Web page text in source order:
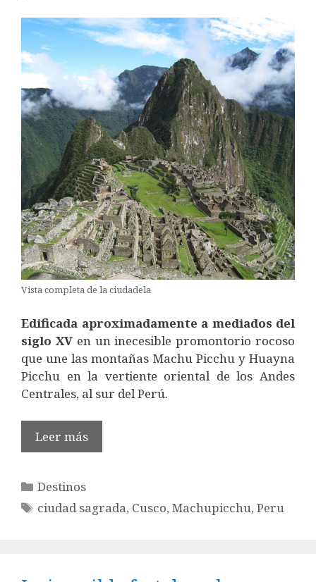
Vista completa de la ciudadela
Edificada aproximadamente a mediados del
siglo XVen un inecesible promontorio rocoso
que une las montañas Machu Picchu y Huayna
Picchu en la vertiente oriental de los Andes
Centrales, al sur del Perú.
Leer más
Categorías
Destinos
Etiquetas
ciudad sagrada, Cusco,Machupicchu,Peru